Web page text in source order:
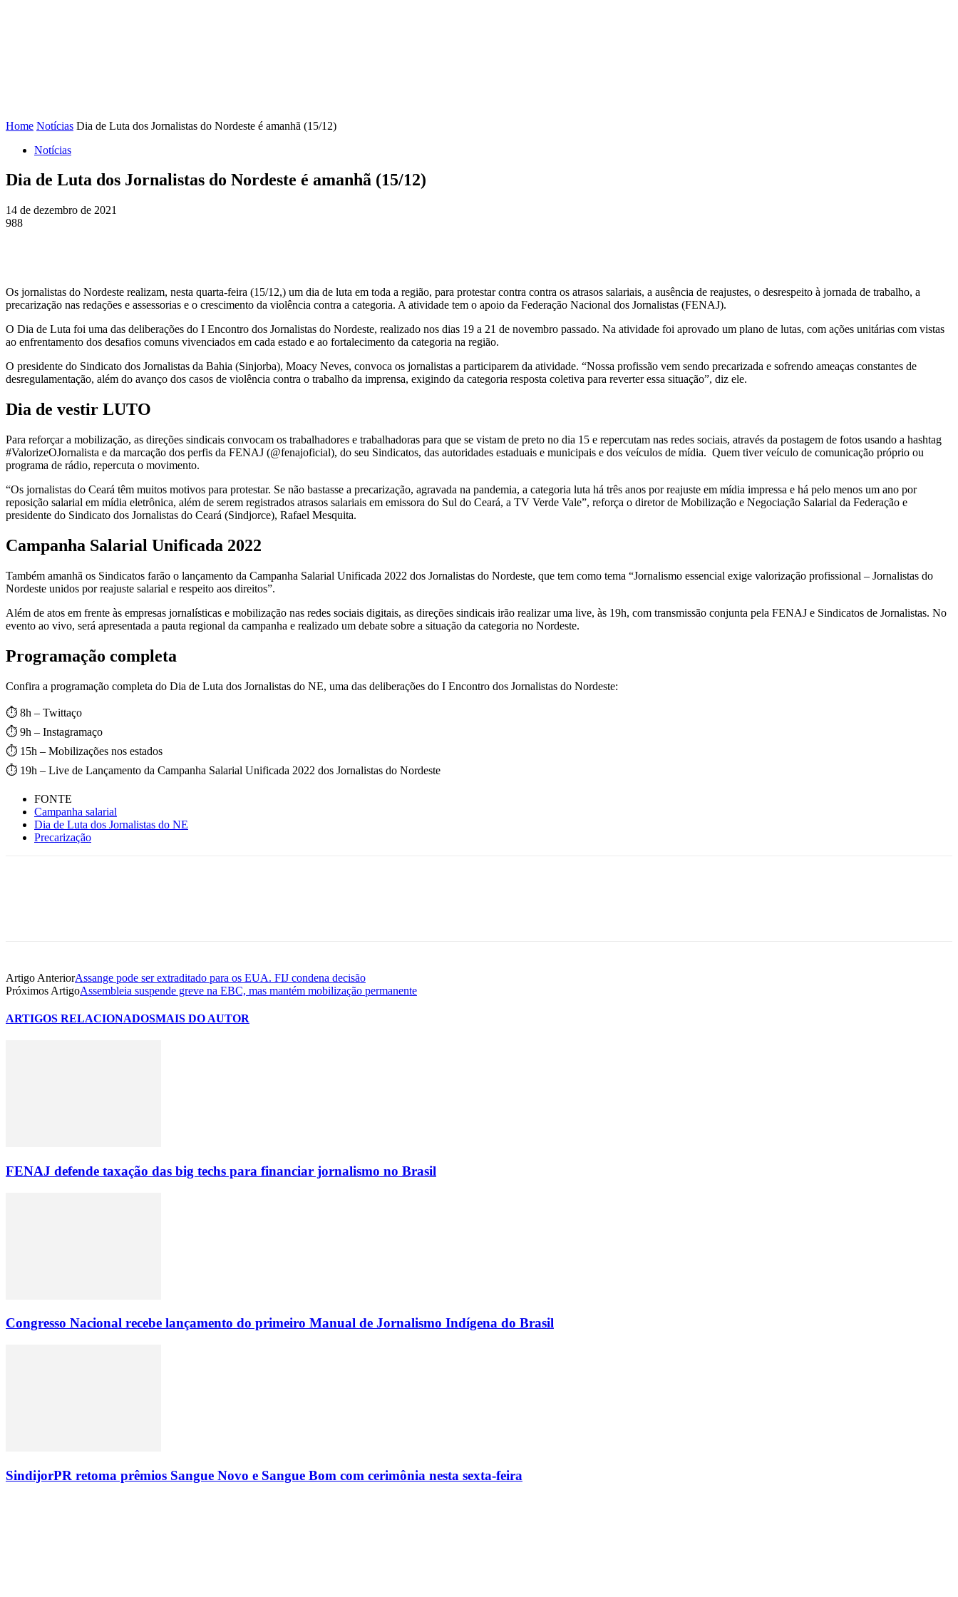
Home Notícias Dia de Luta dos Jornalistas do Nordeste é amanhã (15/12)
Notícias
Dia de Luta dos Jornalistas do Nordeste é amanhã (15/12)
14 de dezembro de 2021
988
Os jornalistas do Nordeste realizam, nesta quarta-feira (15/12,) um dia de luta em toda a região, para protestar contra contra os atrasos salariais, a ausência de reajustes, o desrespeito à jornada de trabalho, a
precarização nas redações e assessorias e o crescimento da violência contra a categoria. A atividade tem o apoio da Federação Nacional dos Jornalistas (FENAJ).
O Dia de Luta foi uma das deliberações do I Encontro dos Jornalistas do Nordeste, realizado nos dias 19 a 21 de novembro passado. Na atividade foi aprovado um plano de lutas, com ações unitárias com vistas
ao enfrentamento dos desafios comuns vivenciados em cada estado e ao fortalecimento da categoria na região.
O presidente do Sindicato dos Jornalistas da Bahia (Sinjorba), Moacy Neves, convoca os jornalistas a participarem da atividade. “Nossa profissão vem sendo precarizada e sofrendo ameaças constantes de
desregulamentação, além do avanço dos casos de violência contra o trabalho da imprensa, exigindo da categoria resposta coletiva para reverter essa situação”, diz ele.
Dia de vestir LUTO
Para reforçar a mobilização, as direções sindicais convocam os trabalhadores e trabalhadoras para que se vistam de preto no dia 15 e repercutam nas redes sociais, através da postagem de fotos usando a hashtag
#ValorizeOJornalista e da marcação dos perfis da FENAJ (@fenajoficial), do seu Sindicatos, das autoridades estaduais e municipais e dos veículos de mídia. Quem tiver veículo de comunicação próprio ou
programa de rádio, repercuta o movimento.
“Os jornalistas do Ceará têm muitos motivos para protestar. Se não bastasse a precarização, agravada na pandemia, a categoria luta há três anos por reajuste em mídia impressa e há pelo menos um ano por
reposição salarial em mídia eletrônica, além de serem registrados atrasos salariais em emissora do Sul do Ceará, a TV Verde Vale”, reforça o diretor de Mobilização e Negociação Salarial da Federação e
presidente do Sindicato dos Jornalistas do Ceará (Sindjorce), Rafael Mesquita.
Campanha Salarial Unificada 2022
Também amanhã os Sindicatos farão o lançamento da Campanha Salarial Unificada 2022 dos Jornalistas do Nordeste, que tem como tema “Jornalismo essencial exige valorização profissional – Jornalistas do
Nordeste unidos por reajuste salarial e respeito aos direitos”.
Além de atos em frente às empresas jornalísticas e mobilização nas redes sociais digitais, as direções sindicais irão realizar uma live, às 19h, com transmissão conjunta pela FENAJ e Sindicatos de Jornalistas. No
evento ao vivo, será apresentada a pauta regional da campanha e realizado um debate sobre a situação da categoria no Nordeste.
Programação completa
Confira a programação completa do Dia de Luta dos Jornalistas do NE, uma das deliberações do I Encontro dos Jornalistas do Nordeste:
⏱️ 8h – Twittaço
⏱️ 9h – Instagramaço
⏱️ 15h – Mobilizações nos estados
⏱️ 19h – Live de Lançamento da Campanha Salarial Unificada 2022 dos Jornalistas do Nordeste
FONTE
Campanha salarial
Dia de Luta dos Jornalistas do NE
Precarização
Artigo AnteriorAssange pode ser extraditado para os EUA. FIJ condena decisão
Próximos ArtigoAssembleia suspende greve na EBC, mas mantém mobilização permanente
ARTIGOS RELACIONADOSMAIS DO AUTOR
FENAJ defende taxação das big techs para financiar jornalismo no Brasil
Congresso Nacional recebe lançamento do primeiro Manual de Jornalismo Indígena do Brasil
SindijorPR retoma prêmios Sangue Novo e Sangue Bom com cerimônia nesta sexta-feira